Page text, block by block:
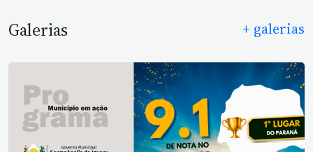
Galerias + galerias